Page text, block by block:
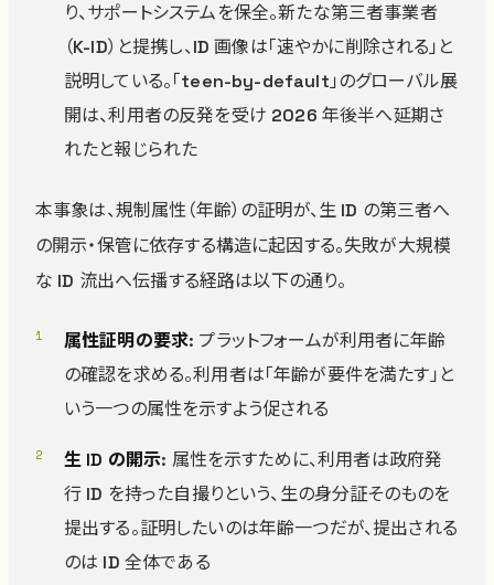
り、サポートシステムを保全。新たな第三者事業者
（K-ID）と提携し、ID 画像は「速やかに削除される」と
説明している。「teen-by-default」のグローバル展
開は、利用者の反発を受け 2026 年後半へ延期さ
れたと報じられた
本事象は、規制属性（年齢）の証明が、生 ID の第三者へ
の開示・保管に依存する構造に起因する。失敗が大規模
な ID 流出へ伝播する経路は以下の通り。
属性証明の要求: プラットフォームが利用者に年齢
の確認を求める。利用者は「年齢が要件を満たす」と
いう一つの属性を示すよう促される
生 ID の開示: 属性を示すために、利用者は政府発
行 ID を持った自撮りという、生の身分証そのものを
提出する。証明したいのは年齢一つだが、提出される
のは ID 全体である